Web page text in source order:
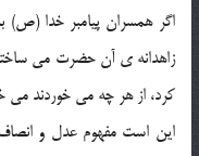
اگر همسران پيامبر خدا (ص)
زاهدانه ي آن حضرت مي
کرد، از هر چه مي خوردند مي
اين است مفهوم عدل و